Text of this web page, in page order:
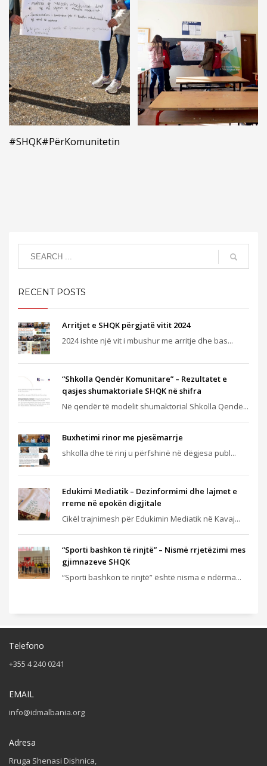
#SHQK#PërKomunitetin
RECENT POSTS
Arritjet e SHQK përgjatë vitit 2024
2024 ishte një vit i mbushur me arritje dhe bas...
“Shkolla Qendër Komunitare” – Rezultatet e
qasjes shumaktoriale SHQK në shifra
Në qendër të modelit shumaktorial Shkolla Qendë...
Buxhetimi rinor me pjesëmarrje
shkolla dhe të rinj u përfshinë në dëgjesa publ...
Edukimi Mediatik – Dezinformimi dhe lajmet e
rreme në epokën digjitale
Cikël trajnimesh për Edukimin Mediatik në Kavaj...
“Sporti bashkon të rinjtë” – Nismë rrjetëzimi mes
gjimnazeve SHQK
“Sporti bashkon të rinjtë” është nisma e ndërma...
Telefono
+355 4 240 0241
EMAIL
info@idmalbania.org
Adresa
Rruga Shenasi Dishnica,